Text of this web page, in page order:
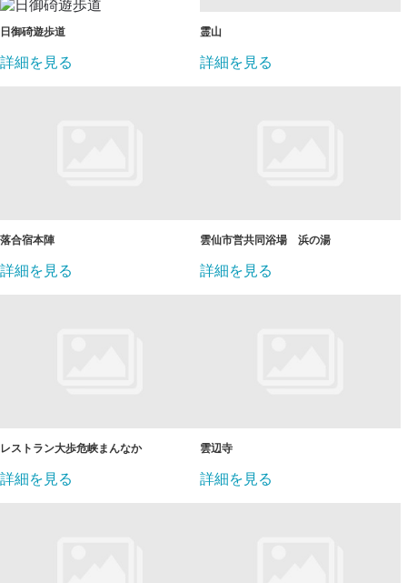
日御碕遊歩道
詳細を見る
霊山
詳細を見る
落合宿本陣
詳細を見る
雲仙市営共同浴場 浜の湯
詳細を見る
レストラン大歩危峡まんなか
詳細を見る
雲辺寺
詳細を見る